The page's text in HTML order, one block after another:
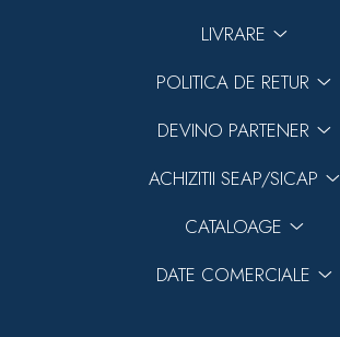
LIVRARE
POLITICA DE RETUR
DEVINO PARTENER
ACHIZITII SEAP/SICAP
CATALOAGE
DATE COMERCIALE